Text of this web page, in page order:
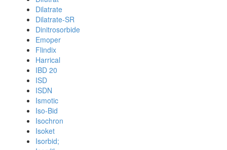
Dilatrate
Dilatrate-SR
Dinitrosorbide
Emoper
Flindix
Harrical
IBD 20
ISD
ISDN
Ismotic
Iso-Bid
Isochron
Isoket
Isorbid;